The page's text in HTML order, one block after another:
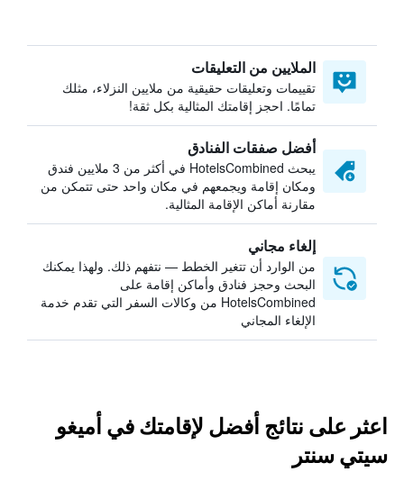
الملايين من التعليقات
تقييمات وتعليقات حقيقية من ملايين النزلاء، مثلك
تمامًا. احجز إقامتك المثالية بكل ثقة!
أفضل صفقات الفنادق
يبحث HotelsCombined في أكثر من 3 ملايين فندق
ومكان إقامة ويجمعهم في مكان واحد حتى تتمكن من
مقارنة أماكن الإقامة المثالية.
إلغاء مجاني
من الوارد أن تتغير الخطط — نتفهم ذلك. ولهذا يمكنك
البحث وحجز فنادق وأماكن إقامة على
HotelsCombined من وكالات السفر التي تقدم خدمة
الإلغاء المجاني
اعثر على نتائج أفضل لإقامتك في أميغو
سيتي سنتر